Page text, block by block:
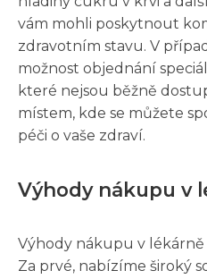
vám mohli poskytnout
zdravotním stavu. V
možnost objednání
které nejsou běžně
místem, kde se můžete
péči o vaše zdraví.
Výhody nákupu v
Výhody nákupu v lékárně
Za prvé, nabízíme široký